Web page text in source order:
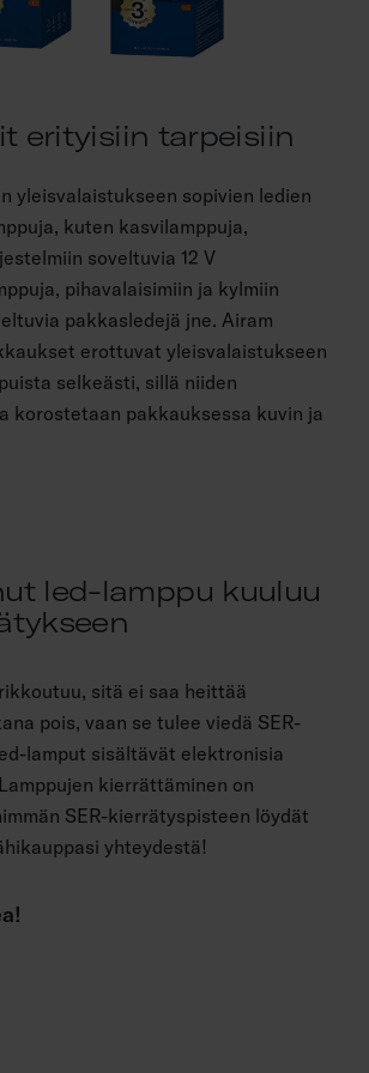
erityisiin tarpeisiin
yleisvalaistukseen sopivien ledien
kuten kasvilamppuja,
soveltuvia 12 V
pihavalaisimiin ja kylmiin
pakkasledejä jne. Airam
erottuvat yleisvalaistukseen
selkeästi, sillä niiden
korostetaan pakkauksessa kuvin ja
led-lamppu kuuluu
sitä ei saa heittää
pois, vaan se tulee viedä SER-
lamput sisältävät elektronisia
kierrättäminen on
SER-kierrätyspisteen löydät
yhteydestä!